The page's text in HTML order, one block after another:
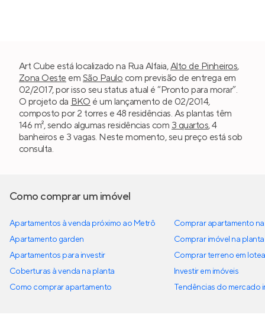
Art Cube está localizado na Rua Alfaia,Alto de Pinheiros,
Zona Oeste em São Paulo com previsão de entrega em
02/2017, por isso seu status atual é “Pronto para morar”.
O projeto da BKO é um lançamento de 02/2014,
composto por 2 torres e 48 residências. As plantas têm
146 m², sendo algumas residências com 3 quartos, 4
banheiros e 3 vagas. Neste momento, seu preço está sob
consulta.
Como comprar um imóvel
Apartamentos à venda próximo ao Metrô
Apartamento garden
Apartamentos para investir
Coberturas à venda na planta
Como comprar apartamento
Comprar apartamento
Comprar imóvel na planta
Comprar terreno em
Investir em imóveis
Tendências do mercado